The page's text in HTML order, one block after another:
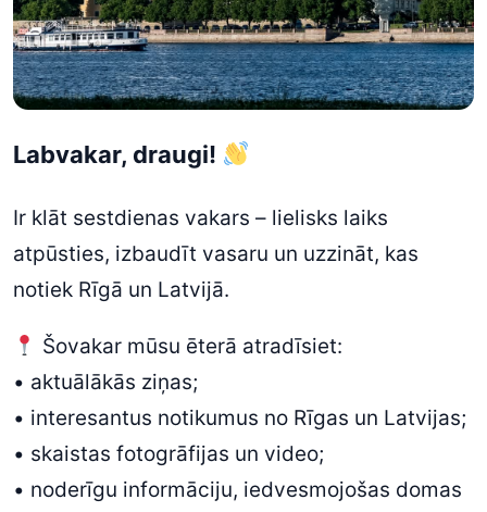
Labvakar, draugi!
Ir klāt sestdienas vakars – lielisks laiks
atpūsties, izbaudīt vasaru un uzzināt, kas
notiek Rīgā un Latvijā.
Šovakar mūsu ēterā atradīsiet:
• aktuālākās ziņas;
• interesantus notikumus no Rīgas un Latvijas;
• skaistas fotogrāfijas un video;
• noderīgu informāciju, iedvesmojošas domas